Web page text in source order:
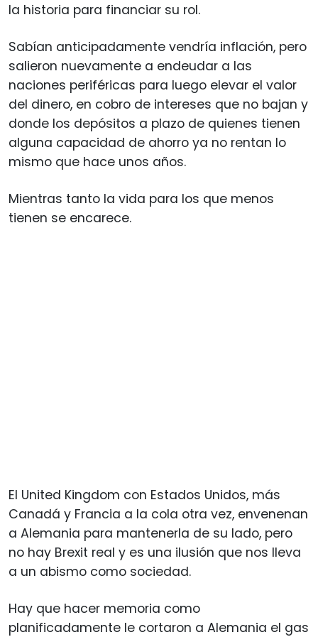
la historia para financiar su rol.
Sabían anticipadamente vendría inflación, pero
salieron nuevamente a endeudar a las
naciones periféricas para luego elevar el valor
del dinero, en cobro de intereses que no bajan y
donde los depósitos a plazo de quienes tienen
alguna capacidad de ahorro ya no rentan lo
mismo que hace unos años.
Mientras tanto la vida para los que menos
tienen se encarece.
El United Kingdom con Estados Unidos, más
Canadá y Francia a la cola otra vez, envenenan
a Alemania para mantenerla de su lado, pero
no hay Brexit real y es una ilusión que nos lleva
a un abismo como sociedad.
Hay que hacer memoria como
planificadamente le cortaron a Alemania el gas